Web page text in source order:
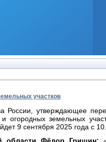
участков
России, утверждающее
огородных земельных
9 сентября 2025 года с
области Фёдор Гришин: